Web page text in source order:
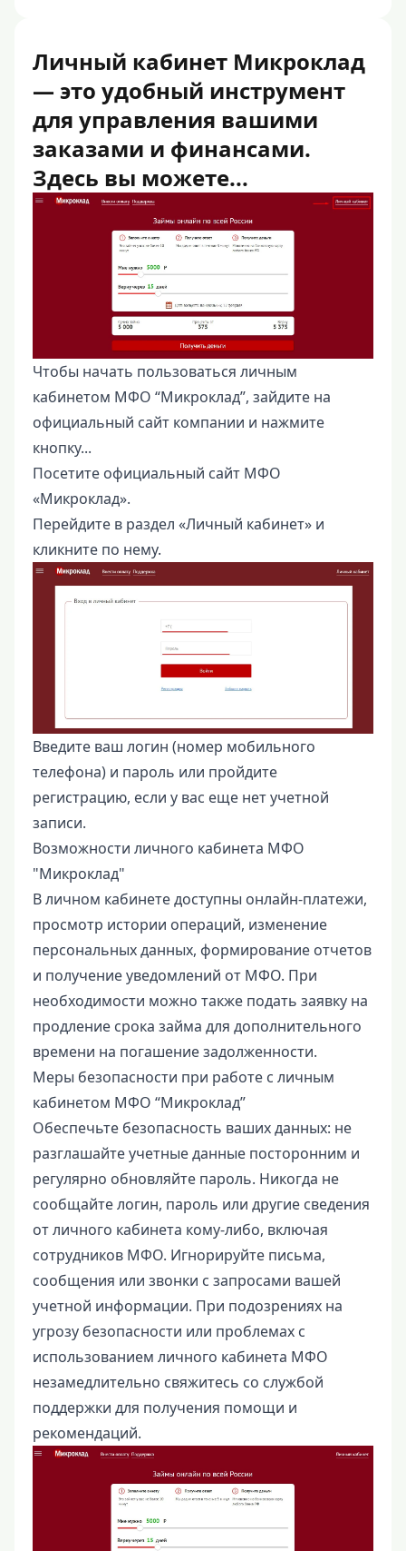
Личный кабинет Микроклад
— это удобный инструмент
для управления вашими
заказами и финансами.
Здесь вы можете...
Чтобы начать пользоваться личным
кабинетом МФО “Микроклад”, зайдите на
официальный сайт компании и нажмите
кнопку...
Посетите официальный сайт МФО
«Микроклад».
Перейдите в раздел «Личный кабинет» и
кликните по нему.
Введите ваш логин (номер мобильного
телефона) и пароль или пройдите
регистрацию, если у вас еще нет учетной
записи.
Возможности личного кабинета МФО
"Микроклад"
В личном кабинете доступны онлайн-платежи,
просмотр истории операций, изменение
персональных данных, формирование отчетов
и получение уведомлений от МФО. При
необходимости можно также подать заявку на
продление срока займа для дополнительного
времени на погашение задолженности.
Меры безопасности при работе с личным
кабинетом МФО “Микроклад”
Обеспечьте безопасность ваших данных: не
разглашайте учетные данные посторонним и
регулярно обновляйте пароль. Никогда не
сообщайте логин, пароль или другие сведения
от личного кабинета кому-либо, включая
сотрудников МФО. Игнорируйте письма,
сообщения или звонки с запросами вашей
учетной информации. При подозрениях на
угрозу безопасности или проблемах с
использованием личного кабинета МФО
незамедлительно свяжитесь со службой
поддержки для получения помощи и
рекомендаций.